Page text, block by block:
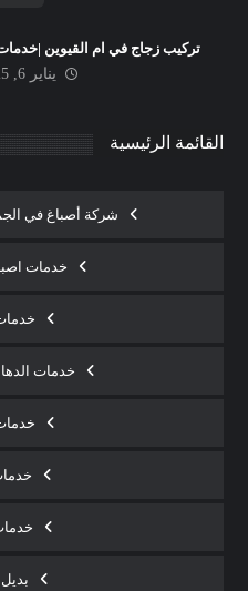
تركيب زجاج في ام القيوين |خدمات
يناير 6, 2025
القائمة الرئيسية
شركة أصباغ في الجميرا
خدمات
خدمات